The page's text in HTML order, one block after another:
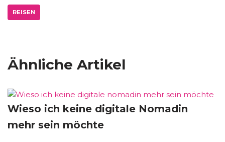
REISEN
Ähnliche Artikel
Wieso ich keine digitale Nomadin
mehr sein möchte